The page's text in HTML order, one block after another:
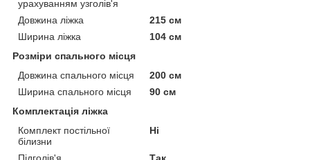
урахуванням узголів'я
Довжина ліжка
215 см
Ширина ліжка
104 см
Розміри спального місця
Довжина спального місця
200 см
Ширина спального місця
90 см
Комплектація ліжка
Комплект постільної
білизни
Ні
Підголів'я
Так